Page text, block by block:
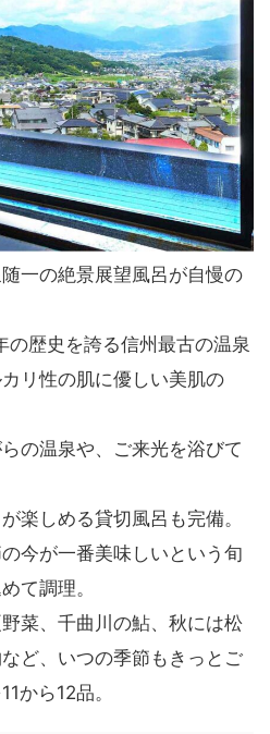
一の絶景展望風呂が自慢の
歴史を誇る信州最古の温泉
リ性の肌に優しい美肌の
の温泉や、ご来光を浴びて
楽しめる貸切風呂も完備。
今が一番美味しいという旬
て調理。
菜、千曲川の鮎、秋には松
ど、いつの季節もきっとご
から12品。